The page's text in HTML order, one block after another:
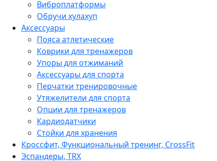
Виброплатформы
Обручи хулахуп
Аксессуары
Пояса атлетические
Коврики для тренажеров
Упоры для отжиманий
Аксессуары для спорта
Перчатки тренировочные
Утяжелители для спорта
Опции для тренажеров
Кардиодатчики
Стойки для хранения
Кроссфит, Функциональный тренинг, CrossFit
Эспандеры, TRX